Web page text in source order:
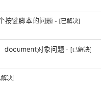
按键脚本的问题 - [已解决]
document对象问题 - [已解决]
决]